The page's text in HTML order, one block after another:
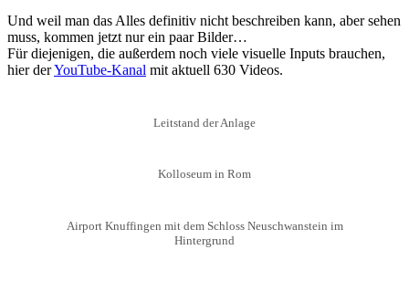
Und weil man das Alles definitiv nicht beschreiben kann, aber sehen
muss, kommen jetzt nur ein paar Bilder…
Für diejenigen, die außerdem noch viele visuelle Inputs brauchen,
hier derYouTube-Kanal mit aktuell 630 Videos.
Leitstand der Anlage
Kolloseum in Rom
Airport Knuffingen mit dem Schloss Neuschwanstein im
Hintergrund